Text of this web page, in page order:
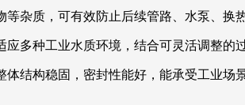
杂质，可有效防止后续管路、水泵、
多种工业水质环境，结合可灵活调整
结构稳固，密封性能好，能承受工业场